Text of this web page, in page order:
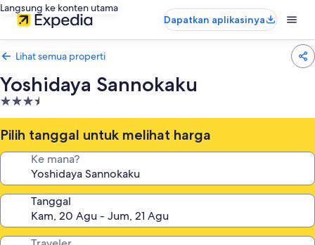
Langsung ke konten utama
Dapatkan aplikasinya
Lihat semua properti
Yoshidaya Sannokaku
Properti
bintang
3.5
Pilih tanggal untuk melihat harga
Ke mana?
Tanggal